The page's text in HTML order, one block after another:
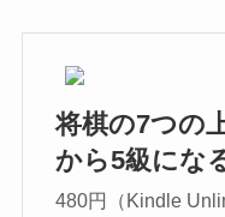
将棋の7つの
から5級にな
480円（Kindle